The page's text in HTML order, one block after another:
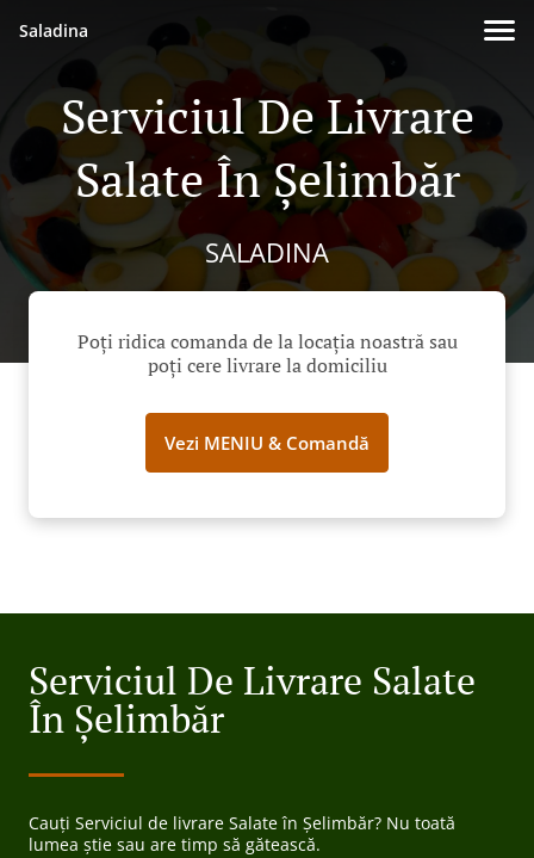
Saladina
Serviciul De Livrare
Salate În Șelimbăr
SALADINA
Poți ridica comanda de la locația noastră sau
poți cere livrare la domiciliu
Vezi MENIU & Comandă
Serviciul De Livrare Salate
În Șelimbăr
Cauți Serviciul de livrare Salate în Șelimbăr? Nu toată
lumea știe sau are timp să gătească.